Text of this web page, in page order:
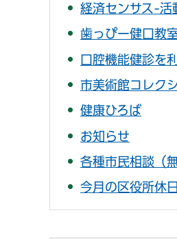
経済センサス-活
歯っぴー健口教
口腔機能健診を
市美術館コレク
健康ひろば
お知らせ
各種市民相談（無
今月の区役所休